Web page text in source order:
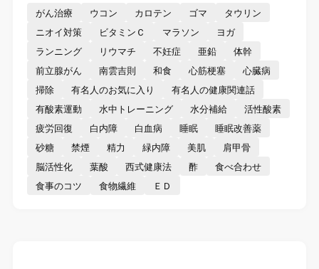
がん治療 ウコン カロテン ゴマ
タウリン
ニオイ対策
ビタミンＣ マラソン
ヨガ
ランニング
リウマチ 不妊症 亜鉛
体幹
前立腺がん
南雲吉則 和食 心筋梗塞
心臓病
掃除
有名人のお気に入り
有名人の健康関連話
有酸素運動
水中トレーニング 水分補給
活性酸素
疲労回復
白内障 白血病 睡眠
睡眠改善薬
砂糖
禁煙 精力 緑内障 美肌
肩甲骨
脳活性化
葉酸 西式健康法 酢
食べ合わせ
食事のコツ
食物繊維 ＥＤ